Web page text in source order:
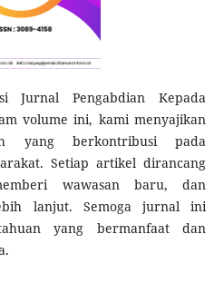
Jurnal Pengabdian Kepada
volume ini, kami menyajikan
yang berkontribusi pada
Setiap artikel dirancang
wawasan baru, dan
lanjut. Semoga jurnal ini
yang bermanfaat dan